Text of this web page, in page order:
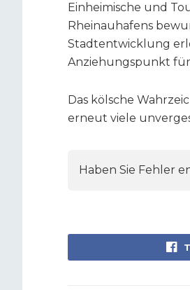
Einheimische und
Rheinauhafens
Stadtentwicklung
Anziehungspunkt für
Das kölsche
erneut viele
Haben Sie Fehler